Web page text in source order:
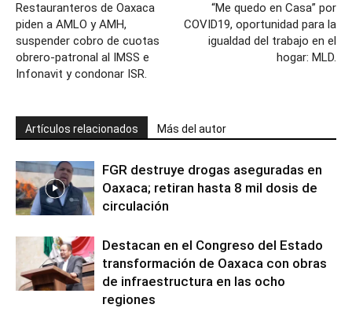
Restauranteros de Oaxaca
piden a AMLO y AMH,
suspender cobro de cuotas
obrero-patronal al IMSS e
Infonavit y condonar ISR.
“Me quedo en Casa” por
COVID19, oportunidad para la
igualdad del trabajo en el
hogar: MLD.
Artículos relacionados Más del autor
FGR destruye drogas aseguradas en
Oaxaca; retiran hasta 8 mil dosis de
circulación
Destacan en el Congreso del Estado
transformación de Oaxaca con obras
de infraestructura en las ocho
regiones